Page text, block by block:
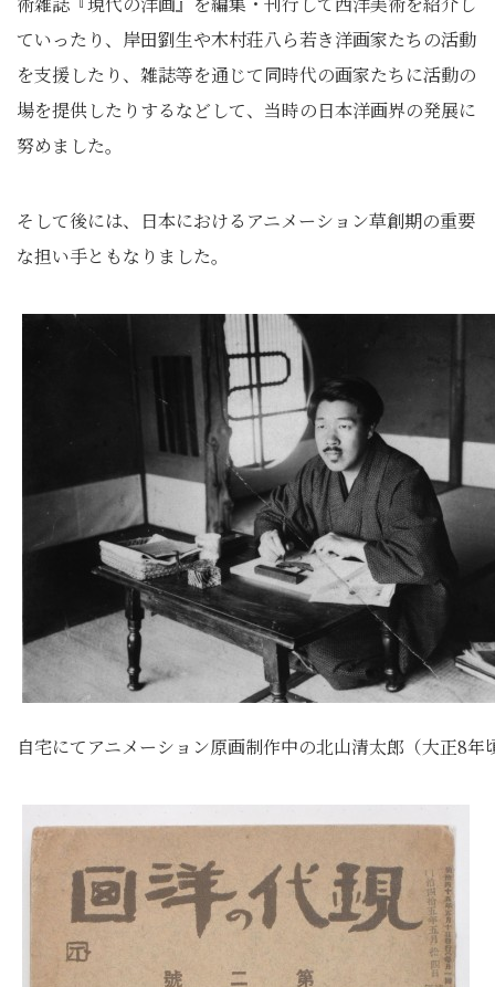
ていったり、岸田劉生や木村荘八ら若き洋画家たちの活動
を支援したり、雑誌等を通じて同時代の画家たちに活動の
場を提供したりするなどして、当時の日本洋画界の発展に
努めました。
そして後には、日本におけるアニメーション草創期の重要
な担い手ともなりました。
自宅にてアニメーション原画制作中の北山清太郎（大正8年